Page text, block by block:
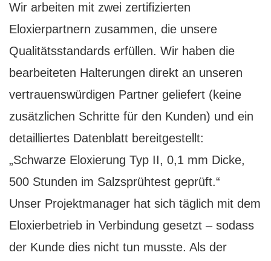
Wir arbeiten mit zwei zertifizierten
Eloxierpartnern zusammen, die unsere
Qualitätsstandards erfüllen. Wir haben die
bearbeiteten Halterungen direkt an unseren
vertrauenswürdigen Partner geliefert (keine
zusätzlichen Schritte für den Kunden) und ein
detailliertes Datenblatt bereitgestellt:
„Schwarze Eloxierung Typ II, 0,1 mm Dicke,
500 Stunden im Salzsprühtest geprüft.“
Unser Projektmanager hat sich täglich mit dem
Eloxierbetrieb in Verbindung gesetzt – sodass
der Kunde dies nicht tun musste. Als der